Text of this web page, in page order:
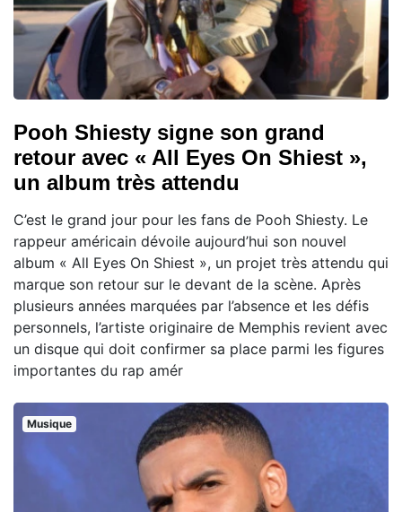
Pooh Shiesty signe son grand
retour avec « All Eyes On Shiest »,
un album très attendu
C’est le grand jour pour les fans de Pooh Shiesty. Le
rappeur américain dévoile aujourd’hui son nouvel
album « All Eyes On Shiest », un projet très attendu qui
marque son retour sur le devant de la scène. Après
plusieurs années marquées par l’absence et les défis
personnels, l’artiste originaire de Memphis revient avec
un disque qui doit confirmer sa place parmi les figures
importantes du rap amér
Musique